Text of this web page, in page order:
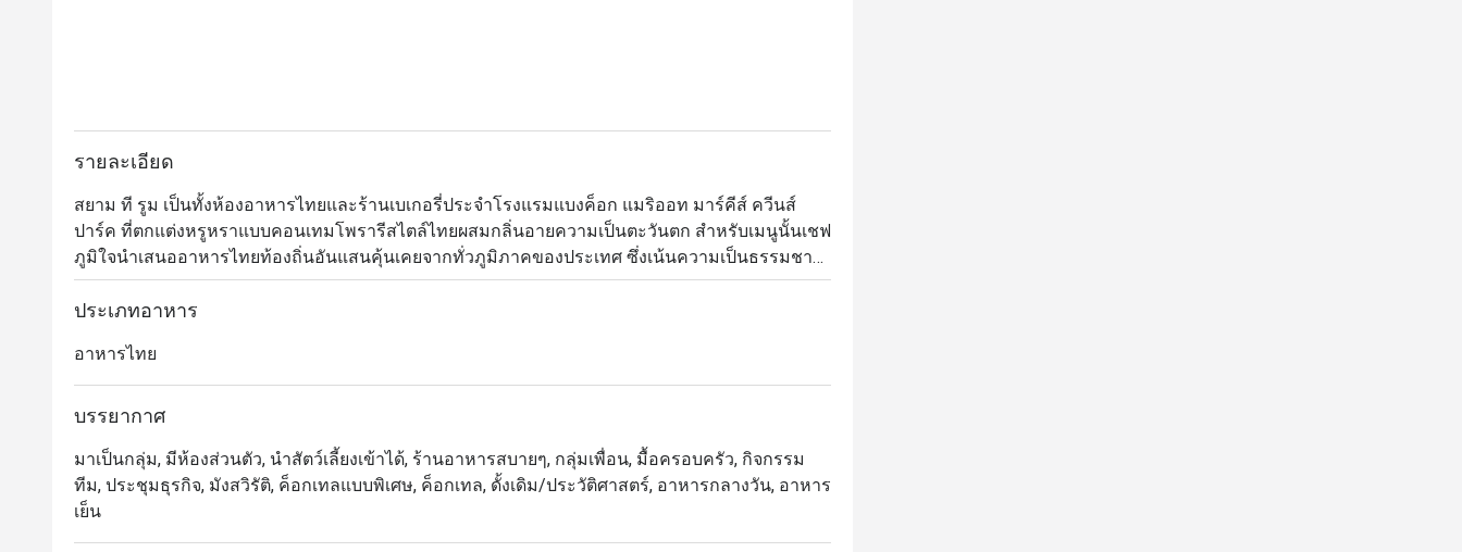
รายละเอียด
สยาม ที รูม เป็นทั้งห้องอาหารไทยและร้านเบเกอรี่ประจำโรงแรมแบงค็อก แมริออท มาร์คีส์ ควีนส์
ปาร์ค ที่ตกแต่งหรูหราแบบคอนเทมโพรารีสไตล์ไทยผสมกลิ่นอายความเป็นตะวันตก สำหรับเมนูนั้นเชฟ
ภูมิใจนำเสนออาหารไทยท้องถิ่นอันแสนคุ้นเคยจากทั่วภูมิภาคของประเทศ ซึ่งเน้นความเป็นธรรมชาติ
สดใหม่ของวัตถุดิบและเครื่องแกงแบบไทยๆ จานซิกเนเจอร์ของร้านที่แนะนำให้ลอง ได้แก่ กุ้งแม่น้ำเผา
ราดแกงปู และแกงเขียวหวานคอหมูย่าง นอกจากนี้ยังไม่ควรพลาดชิมขนมปังและเพรสทรี้อบร้อน รวม
ประเภทอาหาร
อาหารไทย
บรรยากาศ
มาเป็นกลุ่ม, มีห้องส่วนตัว, นำสัตว์เลี้ยงเข้าได้, ร้านอาหารสบายๆ, กลุ่มเพื่อน, มื้อครอบครัว, กิจกรรม
ทีม, ประชุมธุรกิจ, มังสวิรัติ, ค็อกเทลแบบพิเศษ, ค็อกเทล, ดั้งเดิม/ประวัติศาสตร์, อาหารกลางวัน, อาหาร
เย็น